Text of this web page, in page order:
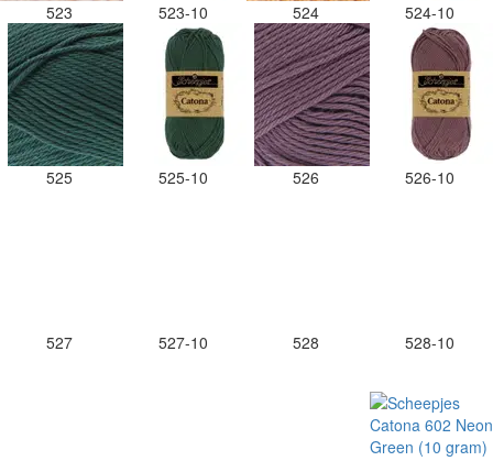
523 523-10 524 524-10
525 525-10 526 526-10
527 527-10 528 528-10